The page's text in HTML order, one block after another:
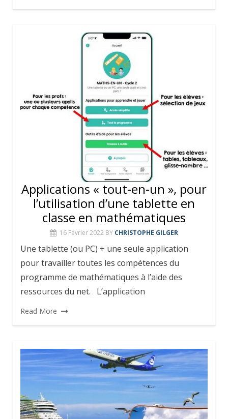
Applications « tout-en-un », pour
l’utilisation d’une tablette en
classe en mathématiques
16 Février 2022 BY CHRISTOPHE GILGER
Une tablette (ou PC) + une seule application
pour travailler toutes les compétences du
programme de mathématiques à l’aide des
ressources du net. L’application
Read More